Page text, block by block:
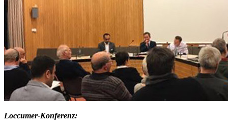
Loccumer-Konferenz: